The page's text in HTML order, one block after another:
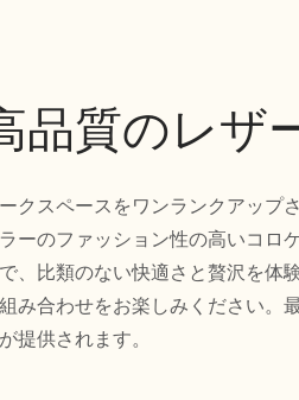
品質のレザ
クスペースをワンランクアップ
ーのファッション性の高いコロ
、比類のない快適さと贅沢を体
み合わせをお楽しみください。
提供されます。